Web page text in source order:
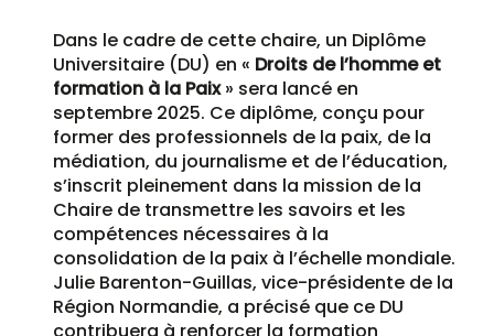
Dans le cadre de cette chaire, un Diplôme
Universitaire (DU) en « Droits de l’homme et
formation à la Paix» sera lancé en
septembre 2025. Ce diplôme, conçu pour
former des professionnels de la paix, de la
médiation, du journalisme et de l’éducation,
s’inscrit pleinement dans la mission de la
Chaire de transmettre les savoirs et les
compétences nécessaires à la
consolidation de la paix à l’échelle mondiale.
Julie Barenton-Guillas, vice-présidente de la
Région Normandie, a précisé que ce DU